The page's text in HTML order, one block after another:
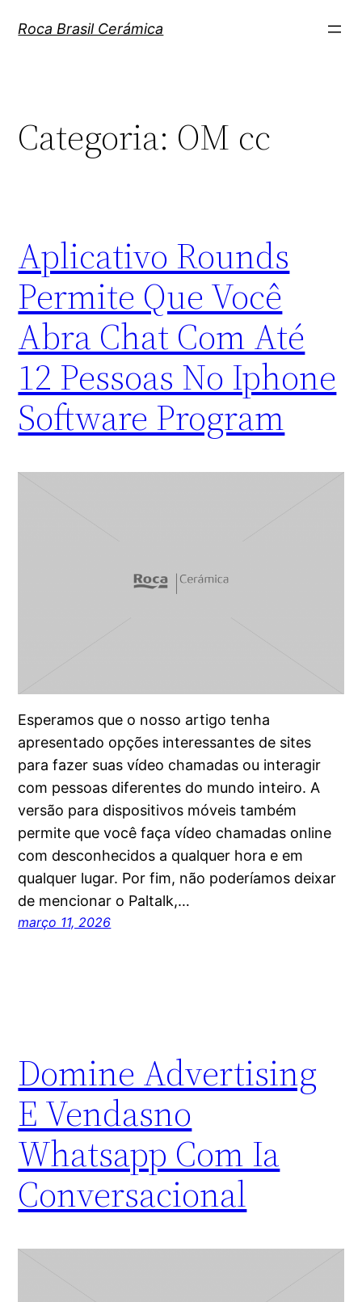
paraRoca Brasil Cerámica
Categoria: OM cc
Aplicativo Rounds
Permite Que Você
Abra Chat Com Até
12 Pessoas No Iphone
Software Program
Esperamos que o nosso artigo tenha
apresentado opções interessantes de sites
para fazer suas vídeo chamadas ou interagir
com pessoas diferentes do mundo inteiro. A
versão para dispositivos móveis também
permite que você faça vídeo chamadas online
com desconhecidos a qualquer hora e em
qualquer lugar. Por fim, não poderíamos deixar
de mencionar o Paltalk,…
março 11, 2026
Domine Advertising
E Vendasno
Whatsapp Com Ia
Conversacional